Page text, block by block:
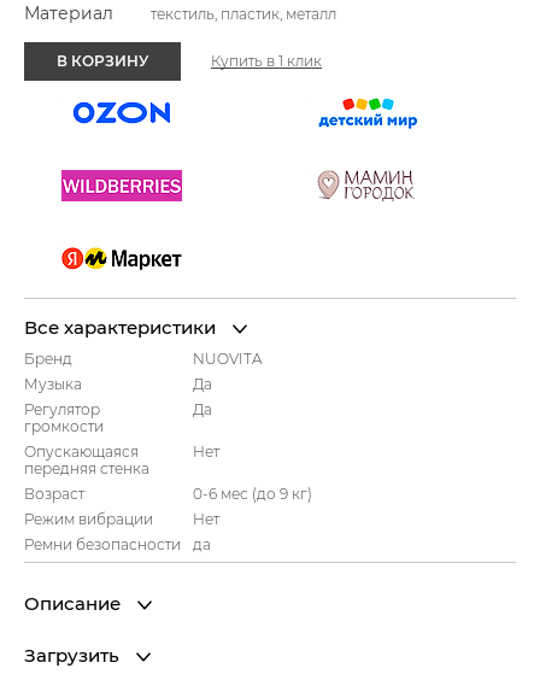
Материал текстиль, пластик, металл
В КОРЗИНУ Купить в 1 клик
Все характеристики
Бренд
NUOVITA
Музыка
Да
Регулятор
громкости
Да
Опускающаяся
передняя стенка
Нет
Возраст
0-6 мес (до 9 кг)
Режим вибрации
Нет
Ремни безопасности
да
Описание
Загрузить